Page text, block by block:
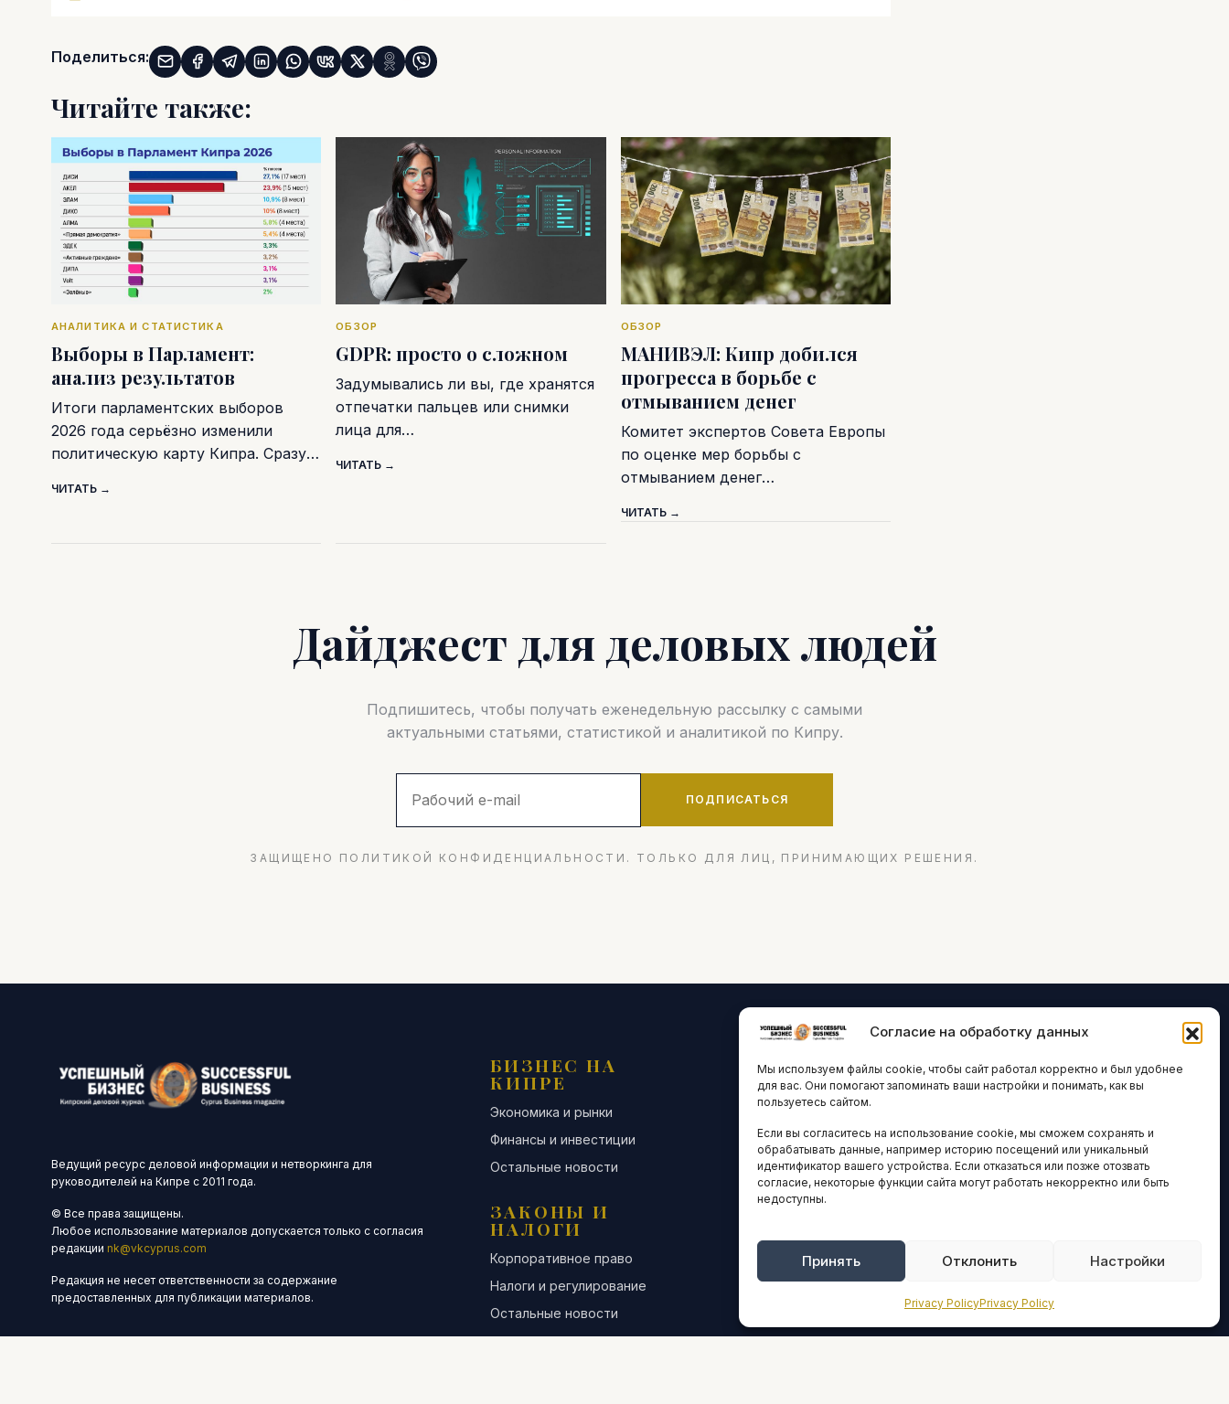
Согласие на обработку данных
Мы используем файлы cookie, чтобы сайт работал корректно и был удобнее
для вас. Они помогают запоминать ваши настройки и понимать, как вы
пользуетесь сайтом.
Если вы согласитесь на использование cookie, мы сможем сохранять и
обрабатывать данные, например историю посещений или уникальный
идентификатор вашего устройства. Если отказаться или позже отозвать
согласие, некоторые функции сайта могут работать некорректно или быть
недоступны.
Принять Отклонить Настройки
Privacy PolicyPrivacy Policy
Поделиться:
Читайте также:
АНАЛИТИКА И СТАТИСТИКА
Выборы в Парламент:
анализ результатов
Итоги парламентских выборов
2026 года серьёзно изменили
политическую карту Кипра. Сразу…
ЧИТАТЬ →
ОБЗОР
GDPR: просто о сложном
Задумывались ли вы, где хранятся
отпечатки пальцев или снимки
лица для…
ЧИТАТЬ →
ОБЗОР
МАНИВЭЛ: Кипр добился
прогресса в борьбе с
отмыванием денег
Комитет экспертов Совета Европы
по оценке мер борьбы с
отмыванием денег…
ЧИТАТЬ →
Дайджест для деловых людей
Подпишитесь, чтобы получать еженедельную рассылку с самыми
актуальными статьями, статистикой и аналитикой по Кипру.
ПОДПИСАТЬСЯ
ЗАЩИЩЕНО ПОЛИТИКОЙ КОНФИДЕНЦИАЛЬНОСТИ. ТОЛЬКО ДЛЯ ЛИЦ, ПРИНИМАЮЩИХ РЕШЕНИЯ.
Ведущий ресурс деловой информации и нетворкинга для
руководителей на Кипре с 2011 года.
© Все права защищены.
Любое использование материалов допускается только с согласия
редакции nk@vkcyprus.com
Редакция не несет ответственности за содержание
предоставленных для публикации материалов.
БИЗНЕС НА
КИПРЕ
Экономика и рынки
Финансы и инвестиции
Остальные новости
ЗАКОНЫ И
НАЛОГИ
Корпоративное право
Налоги и регулирование
Остальные новости
ТЕХНОЛОГИИ И
ИННОВАЦИИ
Стартапы и исследования
Цифровая экономика
Остальные новости
ДЕЛОВОЕ
Конференции и форумы
Бизнес-клубы и ассоциации
ARTICLES IN
ENGLISH
НАВИГАЦИЯ
Архив материалов
ПРАВОВАЯ